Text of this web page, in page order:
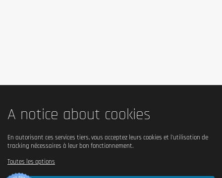
A notice about cookies
En autorisant ces services tiers, vous acceptez leurs cookies et l'utilisation de
tracking nécessaires à leur bon fonctionnement.
Toutes les options